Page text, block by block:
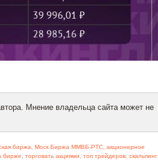
Мнение владельца сайта может не
биржа, Моск Биржа ММВБ-РТС, акционерное
бирже, торговать акциями, топ трейдеров, скальпинг